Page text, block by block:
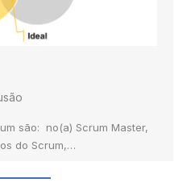
são: no(a) Scrum Master,
do Scrum,…